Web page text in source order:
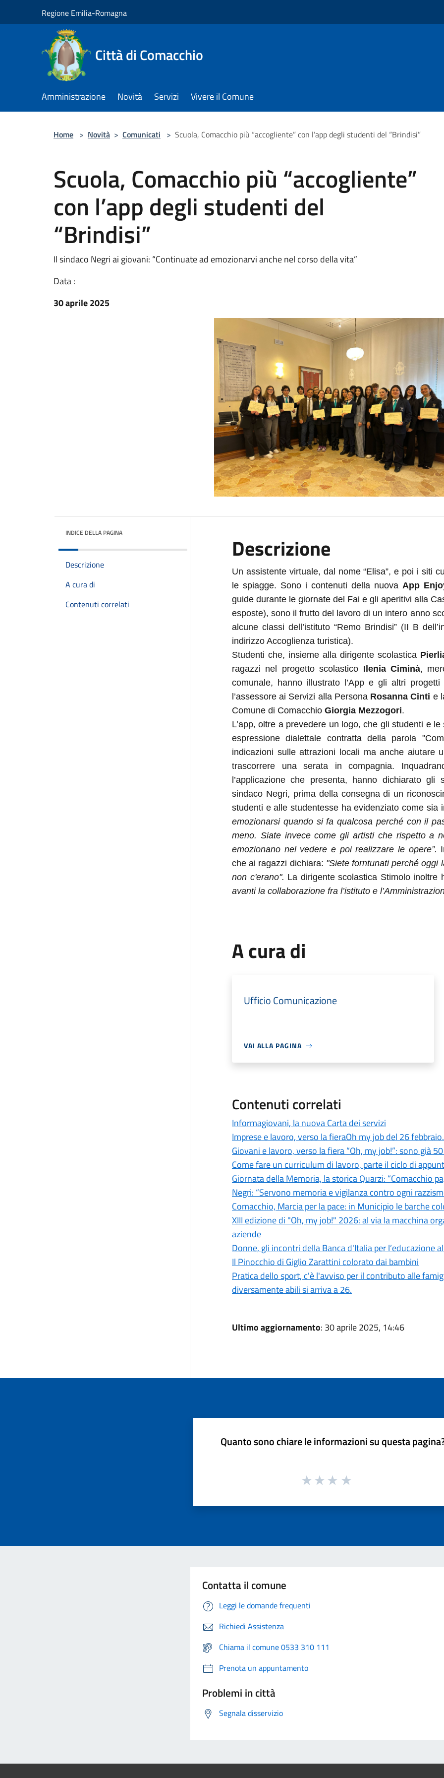
Regione Emilia-Romagna
Città di Comacchio
Amministrazione Novità Servizi Vivere il Comune
Home > Novità > Comunicati > Scuola, Comacchio più “accogliente” con l’app degli studenti del “Brindisi”
Scuola, Comacchio più “accogliente”
con l’app degli studenti del
“Brindisi”
Il sindaco Negri ai giovani: “Continuate ad emozionarvi anche nel corso della vita”
Data :
30 aprile 2025
INDICE DELLA PAGINA
Descrizione
A cura di
Contenuti correlati
Descrizione
Un assistente virtuale, dal nome “Elisa”, e poi i siti
le spiagge. Sono i contenuti della nuova App
guide durante le giornate del Fai e gli aperitivi alla
esposte), sono il frutto del lavoro di un intero anno
alcune classi dell’istituto “Remo Brindisi” (II B
indirizzo Accoglienza turistica).
Studenti che, insieme alla dirigente scolastica
ragazzi nel progetto scolastico Ilenia Ciminà,
comunale, hanno illustrato l’App e gli altri
l’assessore ai Servizi alla Persona Rosanna Cinti e
Comune di Comacchio Giorgia Mezzogori.
L’app, oltre a prevedere un logo, che gli studenti e
espressione dialettale contratta della parola
indicazioni sulle attrazioni locali ma anche aiutare
trascorrere una serata in compagnia.
l’applicazione che presenta, hanno dichiarato gli
sindaco Negri, prima della consegna di un
studenti e alle studentesse ha evidenziato come sia
emozionarsi quando si fa qualcosa perché con il
meno. Siate invece come gli artisti che rispetto a
emozionano nel vedere e poi realizzare le opere”.
che ai ragazzi dichiara: "Siete forntunati perchéoggi
non c'erano". La dirigente scolastica Stimolo inoltre
avanti la collaborazione fra l’istituto e
A cura di
Ufficio Comunicazione
VAI ALLA PAGINA
Contenuti correlati
Informagiovani, la nuova Carta dei servizi
Imprese e lavoro, verso la fieraOh my job del 26
Giovani e lavoro, verso la fiera “Oh, my job!”: sono già
Come fare un curriculum di lavoro, parte il ciclo di
Giornata della Memoria, la storica Quarzi: “Comacchio
Negri: “Servono memoria e vigilanza contro ogni
Comacchio, Marcia per la pace: in Municipio le barche
XIII edizione di "Oh, my job!" 2026: al via la macchina
aziende
Donne, gli incontri della Banca d'Italia per l’educazione
Il Pinocchio di Giglio Zarattini colorato dai bambini
Pratica dello sport, c'è l'avviso per il contributo alle
diversamente abili si arriva a 26.
Ultimo aggiornamento: 30 aprile 2025, 14:46
Quanto sono chiare le informazioni su questa
Contatta il comune
Leggi le domande frequenti
Richiedi Assistenza
Chiama il comune 0533 310 111
Prenota un appuntamento
Problemi in città
Segnala disservizio